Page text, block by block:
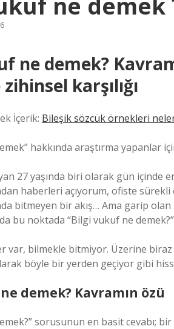
ne demek?
karşılığı
İçerik: Bileşik sözcük örnekleri
hakkında araştırma yapanlar
27 yaşında biri olarak gün içinde
haberleri açıyorum, ofiste
bitmeyen bir akış… Ama garip
bu noktada “Bilgi vukuf ne
var, bilmekle bitmiyor. Üzerine
böyle bir yerden geçiyor gibi
demek? Kavramın özü
sorusunun en basit cevabı;